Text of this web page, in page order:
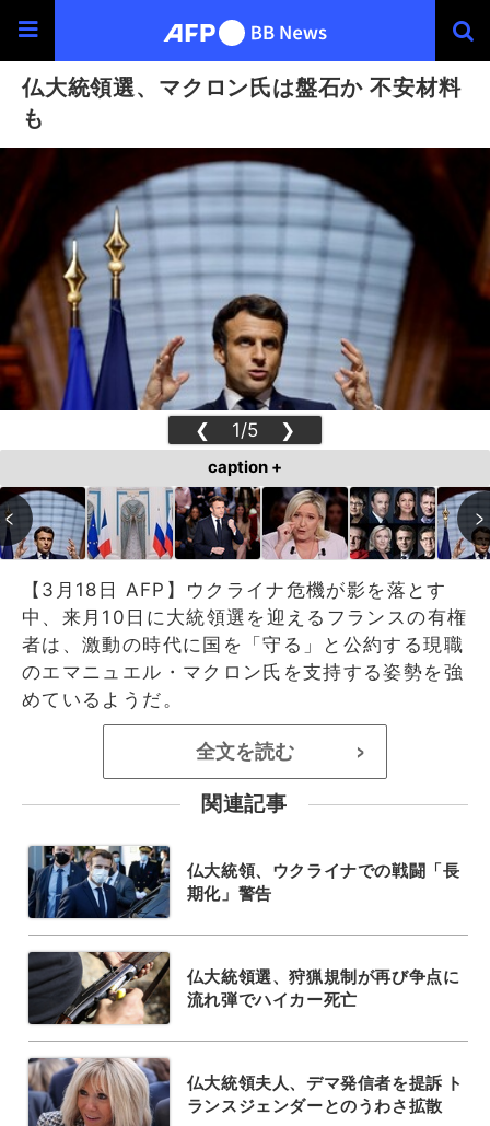
仏大統領選、マクロン氏は盤石か 不安材料
も
❮ 1/5 ❯
caption +
【3月18日 AFP】ウクライナ危機が影を落とす
中、来月10日に大統領選を迎えるフランスの有権
者は、激動の時代に国を「守る」と公約する現職
のエマニュエル・マクロン氏を支持する姿勢を強
めているようだ。
全文を読む >
関連記事
仏大統領、ウクライナでの戦闘「長
期化」警告
仏大統領選、狩猟規制が再び争点に
流れ弾でハイカー死亡
仏大統領夫人、デマ発信者を提訴 ト
ランスジェンダーとのうわさ拡散